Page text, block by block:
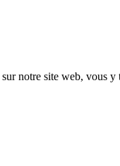
sur notre site web, vous